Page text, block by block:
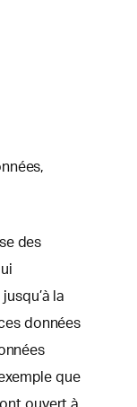
des
la
données
que